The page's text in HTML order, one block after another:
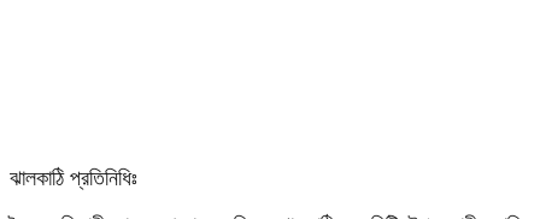
ঝালকাঠি প্রতিনিধিঃ